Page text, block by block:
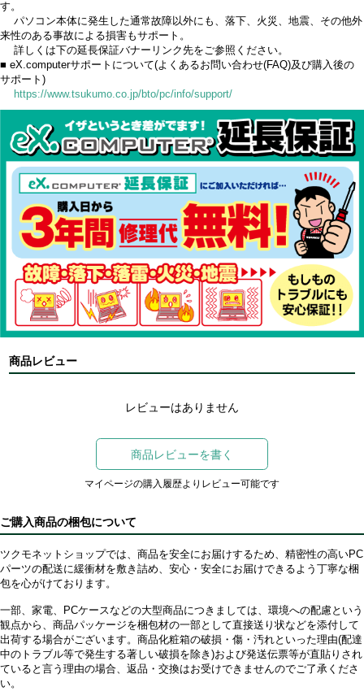
す。
パソコン本体に発生した通常故障以外にも、落下、火災、地震、その他外
来性のある事故による損害もサポート。
詳しくは下の延長保証バナーリンク先をご参照ください。
■ eX.computerサポートについて(よくあるお問い合わせ(FAQ)及び購入後の
サポート)
https://www.tsukumo.co.jp/bto/pc/info/support/
商品レビュー
レビューはありません
商品レビューを書く
マイページの購入履歴よりレビュー可能です
ご購入商品の梱包について
ツクモネットショップでは、商品を安全にお届けするため、精密性の高いPC
パーツの配送に緩衝材を敷き詰め、安心・安全にお届けできるよう丁寧な梱
包を心がけております。
一部、家電、PCケースなどの大型商品につきましては、環境への配慮という
観点から、商品パッケージを梱包材の一部として直接送り状などを添付して
出荷する場合がございます。商品化粧箱の破損・傷・汚れといった理由(配達
中のトラブル等で発生する著しい破損を除き)および発送伝票等が直貼りされ
ていると言う理由の場合、返品・交換はお受けできませんのでご了承くださ
い。